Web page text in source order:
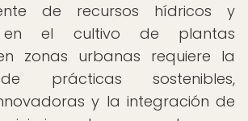
de recursos hídricos y
en el cultivo de plantas
zonas urbanas requiere la
prácticas sostenibles,
y la integración de